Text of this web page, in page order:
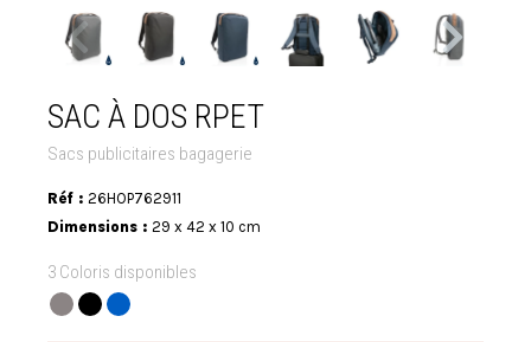
SAC À DOS RPET
Sacs publicitaires bagagerie
Réf : 26HOP762911
Dimensions : 29 x 42 x 10 cm
3 Coloris disponibles